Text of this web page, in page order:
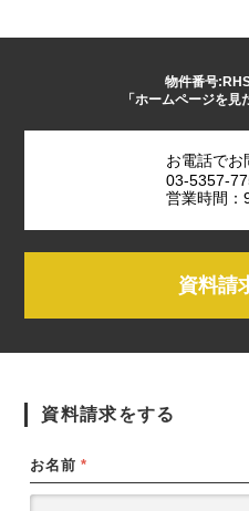
物件番号
「ホームページを見
お電話でお
03-5357-
営業時間：
資料請
資料請求をする
お名前 *